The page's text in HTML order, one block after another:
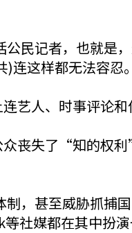
民记者，也就是
)连这样都无法容忍
艺人、时事评论和
丧失了“知的权
，甚至威胁抓捕
社媒都在其中扮